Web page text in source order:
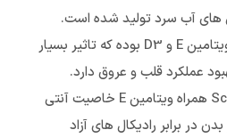
آب سرد تولید شده است.
حاوی EPA و DHA همراه ویتامین E و D3 بوده که تاثیر بسیار
عملکرد قلب و عروق دارد.
کپسول امگا سه Schaebens همراه ویتامین E خاصیت آنتی
در برابر رادیکال های آزاد